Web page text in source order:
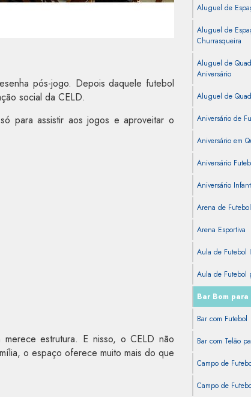
pós-jogo. Depois daquele futebol
social da CELD.
para assistir aos jogos e aproveitar o
estrutura. E nisso, o CELD não
o espaço oferece muito mais do que
Aluguel de
Aluguel de
Churrasqueira
Aluguel de
Aniversário
Aluguel de
Aniversário de
Aniversário em
Aniversário
Aniversário
Arena de Futebol
Arena Esportiva
Aula de Futebol
Aula de Futebol
Bar Bom para
Bar com Futebol
Bar com Telão
Campo de
Campo de